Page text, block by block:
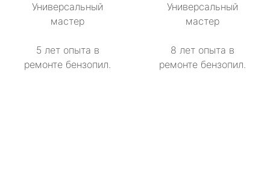
Универсальный
мастер
5 лет опыта в
ремонте бензопил.
Универсальный
мастер
8 лет опыта в
ремонте бензопил.